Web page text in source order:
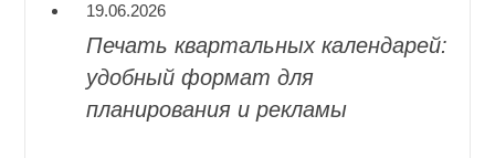
19.06.2026
Печать квартальных календарей:
удобный формат для
планирования и рекламы